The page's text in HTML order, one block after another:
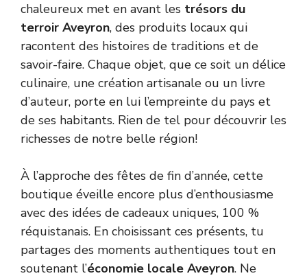
chaleureux met en avant les trésors du
terroir Aveyron, des produits locaux qui
racontent des histoires de traditions et de
savoir-faire. Chaque objet, que ce soit un délice
culinaire, une création artisanale ou un livre
d’auteur, porte en lui l’empreinte du pays et
de ses habitants. Rien de tel pour découvrir les
richesses de notre belle région!
À l’approche des fêtes de fin d’année, cette
boutique éveille encore plus d’enthousiasme
avec des idées de cadeaux uniques, 100 %
réquistanais. En choisissant ces présents, tu
partages des moments authentiques tout en
soutenant l’économie locale Aveyron. Ne